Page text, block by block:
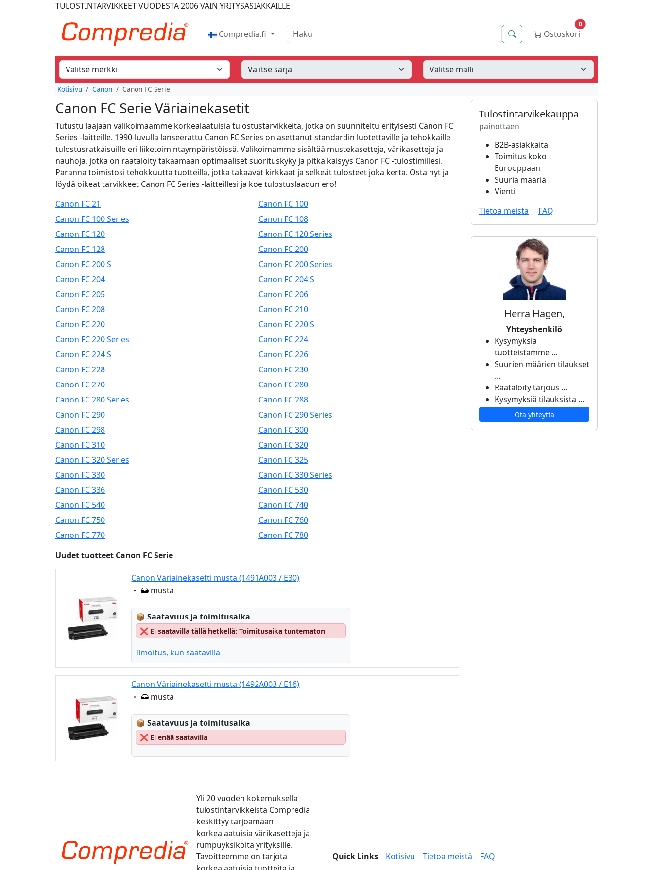
TULOSTINTARVIKKEETVUODESTA 2006VAIN YRITYSASIAKKAILLE
Compredia.fi Haku Haku Ostoskori
0
Kotisivu Canon Canon FC Serie
Canon FC Serie Väriainekasetit
Tutustu laajaan valikoimaamme korkealaatuisia tulostustarvikkeita, jotka on suunniteltu erityisesti Canon FC
Series -laitteille. 1990-luvulla lanseerattu Canon FC Series on asettanut standardin luotettaville ja tehokkaille
tulostusratkaisuille eri liiketoimintaympäristöissä. Valikoimamme sisältää mustekasetteja, värikasetteja ja
nauhoja, jotka on räätälöity takaamaan optimaaliset suorituskyky ja pitkäikäisyys Canon FC -tulostimillesi.
Paranna toimistosi tehokkuutta tuotteilla, jotka takaavat kirkkaat ja selkeät tulosteet joka kerta. Osta nyt ja
löydä oikeat tarvikkeet Canon FC Series -laitteillesi ja koe tulostuslaadun ero!
Canon FC 21
Canon FC 100
Canon FC 100 Series
Canon FC 108
Canon FC 120
Canon FC 120 Series
Canon FC 128
Canon FC 200
Canon FC 200 S
Canon FC 200 Series
Canon FC 204
Canon FC 204 S
Canon FC 205
Canon FC 206
Canon FC 208
Canon FC 210
Canon FC 220
Canon FC 220 S
Canon FC 220 Series
Canon FC 224
Canon FC 224 S
Canon FC 226
Canon FC 228
Canon FC 230
Canon FC 270
Canon FC 280
Canon FC 280 Series
Canon FC 288
Canon FC 290
Canon FC 290 Series
Canon FC 298
Canon FC 300
Canon FC 310
Canon FC 320
Canon FC 320 Series
Canon FC 325
Canon FC 330
Canon FC 330 Series
Canon FC 336
Canon FC 530
Canon FC 540
Canon FC 740
Canon FC 750
Canon FC 760
Canon FC 770
Canon FC 780
Uudet tuotteet Canon FC Serie
Canon Väriainekasetti musta (1491A003 / E30)
Eigenschaft:
musta
📦Lagerstatus:
Saatavuus ja toimitusaika
❌ Ei saatavilla tällä hetkellä: Toimitusaika tuntematon
Ilmoitus, kun saatavilla
Canon Väriainekasetti musta (1492A003 / E16)
Eigenschaft:
musta
📦Lagerstatus:
Saatavuus ja toimitusaika
❌ Ei enää saatavilla
Tulostintarvikekauppa
painottaen
B2B-asiakkaita
Toimitus koko
Eurooppaan
Suuria määriä
Vienti
Tietoa meistä
FAQ
Herra Hagen,
Yhteyshenkilö
Kysymyksiä
tuotteistamme ...
Suurien määrien tilaukset
...
Räätälöity tarjous ...
Kysymyksiä tilauksista ...
Ota yhteyttä
Yli 20 vuoden kokemuksella
tulostintarvikkeista Compredia
keskittyy tarjoamaan
korkealaatuisia värikasetteja ja
rumpuyksiköitä yrityksille.
Tavoitteemme on tarjota
Quick Links Kotisivu Tietoa meistä FAQ